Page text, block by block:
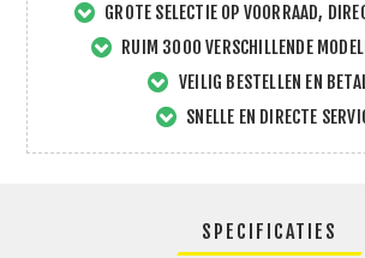
GROTE SELECTIE OP VOORRAAD,
RUIM 3000 VERSCHILLENDE
VEILIG BESTELLEN EN
SNELLE EN DIRECTE
SPECIFICATIES